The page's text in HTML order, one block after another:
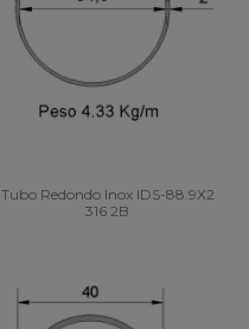
Tubo Redondo Inox IDS-88.9X2
316 2B